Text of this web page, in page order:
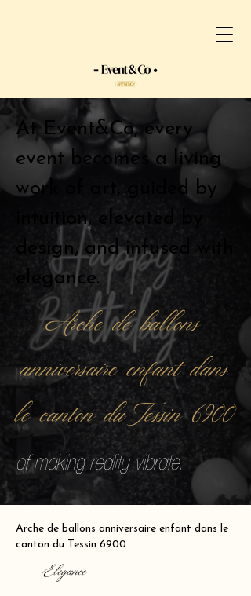
At Event&Co, every
event becomes a living
work of art, guided by
intuition, elevated by
design, and infused with
elegance.
Arche de ballons
anniversaire enfant dans
le canton du Tessin 6900
of making reality vibrate.
Arche de ballons anniversaire enfant dans le
canton du Tessin 6900
Elegance